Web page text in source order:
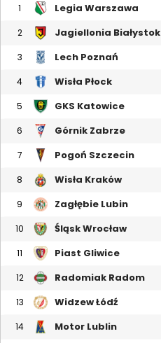
1 Legia Warszawa
2 Jagiellonia Białystok
3 Lech Poznań
4 Wisła Płock
5 GKS Katowice
6 Górnik Zabrze
7 Pogoń Szczecin
8 Wisła Kraków
9 Zagłębie Lubin
10 Śląsk Wrocław
11 Piast Gliwice
12 Radomiak Radom
13 Widzew Łódź
14 Motor Lublin